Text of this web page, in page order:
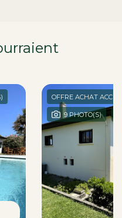
OFFRE ACHAT
9 PHOTO(S)